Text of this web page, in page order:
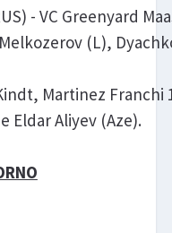
- VC Greenyard
(L),
Martinez Franchi
Eldar Aliyev (Aze).